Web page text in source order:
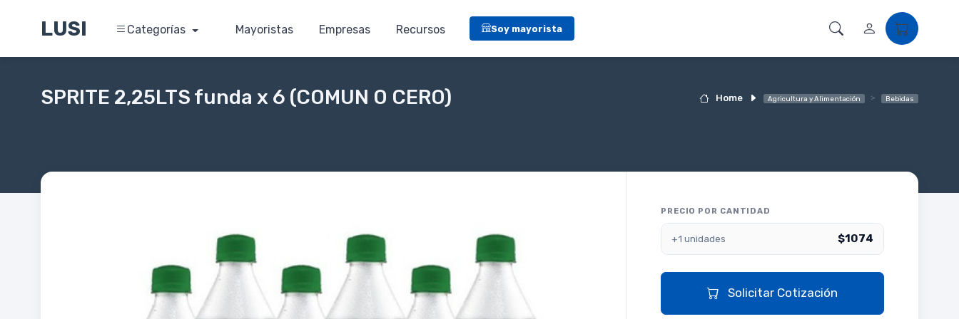
LUSI Categorías Mayoristas Empresas Recursos Soy mayorista
Home Agricultura y Alimentación Bebidas
SPRITE 2,25LTS funda x 6 (COMUN O CERO)
PRECIO POR CANTIDAD
+1 unidades $1074
Solicitar Cotización